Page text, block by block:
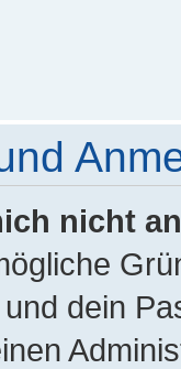
nicht
dein